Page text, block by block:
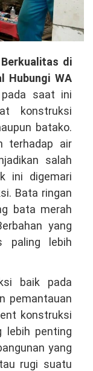
di
Hubungi WA
saat ini
konstruksi
batako.
terhadap air
salah
ini digemari
Bata ringan
bata merah
yang
paling lebih
baik pada
pemantauan
konstruksi
lebih penting
yang
rugi suatu